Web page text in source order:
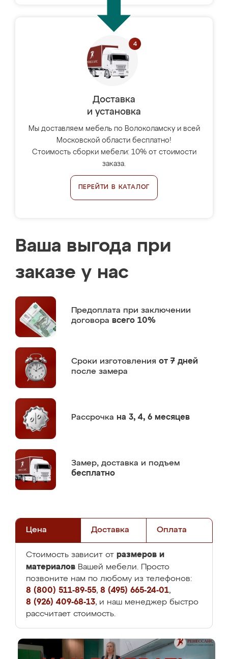
Доставка
и установка
Мы доставляем мебель по Волоколамску и всей
Московской области бесплатно!
Стоимость сборки мебели: 10% от стоимости
заказа.
ПЕРЕЙТИ В КАТАЛОГ
Ваша выгода при
заказе у нас
Предоплата при заключении
договора всего 10%
Сроки изготовления от 7 дней
после замера
Рассрочка на 3, 4, 6 месяцев
Замер, доставка и подъем
бесплатно
Цена Доставка Оплата
Стоимость зависит от размеров и
материалов Вашей мебели. Просто
позвоните нам по любому из телефонов:
8 (800) 511-89-55, 8 (495) 665-24-01,
8 (926) 409-68-13, и наш менеджер быстро
рассчитает стоимость.